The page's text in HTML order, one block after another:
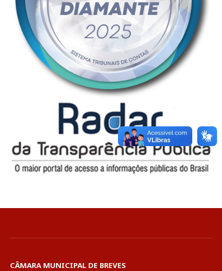
CÂMARA MUNICIPAL DE BREVES